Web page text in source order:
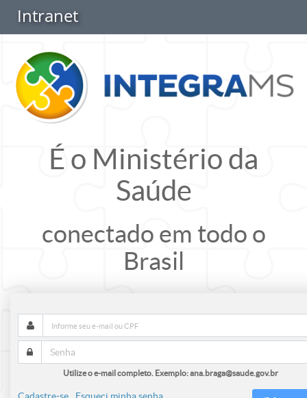
Intranet
É o Ministério da
Saúde
conectado em todo o
Brasil
Utilize o e-mail completo. Exemplo: ana.braga@saude.gov.br
Cadastre-se Esqueci minha senha